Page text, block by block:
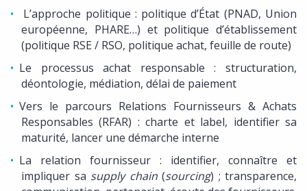
L’approche politique : politique d’État (PNAD, Union
européenne, PHARE…) et politique d’établissement
(politique RSE / RSO, politique achat, feuille de route)
Le processus achat responsable : structuration,
déontologie, médiation, délai de paiement
Vers le parcours Relations Fournisseurs & Achats
Responsables (RFAR) : charte et label, identifier sa
maturité, lancer une démarche interne
La relation fournisseur : identifier, connaître et
impliquer sa supply chain(sourcing) ; transparence,